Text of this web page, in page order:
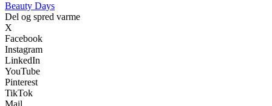
Beauty Days
Del og spred varme
X
Facebook
Instagram
LinkedIn
YouTube
Pinterest
TikTok